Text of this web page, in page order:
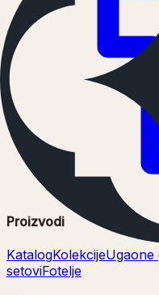
Proizvodi
KatalogKolekcijeUgaone
setoviFotelje